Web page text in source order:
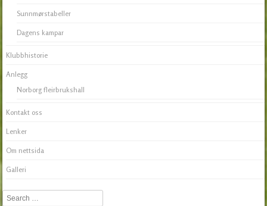
Sunnmørstabeller
Dagens kampar
Klubbhistorie
Anlegg
Norborg fleirbrukshall
Kontakt oss
Lenker
Om nettsida
Galleri
Search